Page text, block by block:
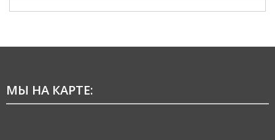
МЫ НА КАРТЕ: